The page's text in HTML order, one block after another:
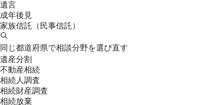
遺言
成年後見
家族信託（民事信託）
同じ都道府県で相談分野を選び直す
遺産分割
不動産相続
相続人調査
相続財産調査
相続放棄